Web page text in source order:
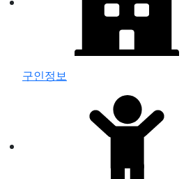
구인정보